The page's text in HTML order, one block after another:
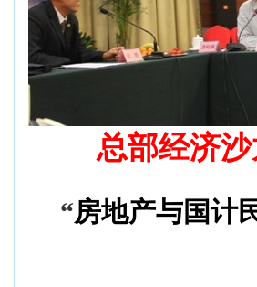
总部经济
“房地产与国计